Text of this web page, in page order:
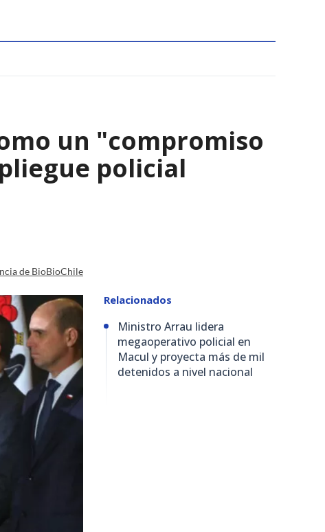
un "compromiso
policial
de BioBioChile
Relacionados
Ministro Arrau lidera
megaoperativo policial en
Macul y proyecta más de mil
detenidos a nivel nacional